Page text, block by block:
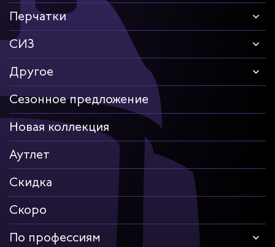
Перчатки
СИЗ
Другое
Сезонное предложение
Новая коллекция
Аутлет
Скидка
Скоро
По профессиям